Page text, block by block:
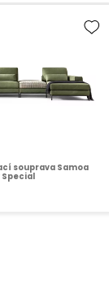
souprava Samoa
Special